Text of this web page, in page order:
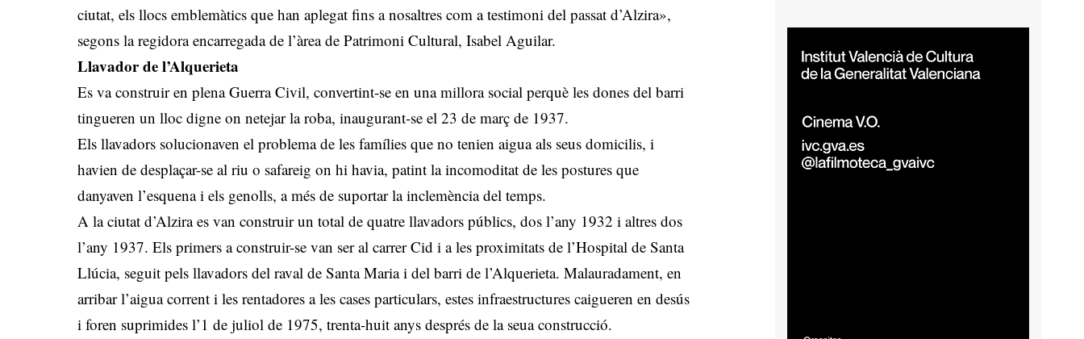
ciutat, els llocs emblemàtics que han aplegat fins a nosaltres com a testimoni del passat d’Alzira»,
segons la regidora encarregada de l’àrea de Patrimoni Cultural, Isabel Aguilar.
Llavador de l’Alquerieta
Es va construir en plena Guerra Civil, convertint-se en una millora social perquè les dones del barri
tingueren un lloc digne on netejar la roba, inaugurant-se el 23 de març de 1937.
Els llavadors solucionaven el problema de les famílies que no tenien aigua als seus domicilis, i
havien de desplaçar-se al riu o safareig on hi havia, patint la incomoditat de les postures que
danyaven l’esquena i els genolls, a més de suportar la inclemència del temps.
A la ciutat d’Alzira es van construir un total de quatre llavadors públics, dos l’any 1932 i altres dos
l’any 1937. Els primers a construir-se van ser al carrer Cid i a les proximitats de l’Hospital de Santa
Llúcia, seguit pels llavadors del raval de Santa Maria i del barri de l’Alquerieta. Malauradament, en
arribar l’aigua corrent i les rentadores a les cases particulars, estes infraestructures caigueren en desús
i foren suprimides l’1 de juliol de 1975, trenta-huit anys després de la seua construcció.